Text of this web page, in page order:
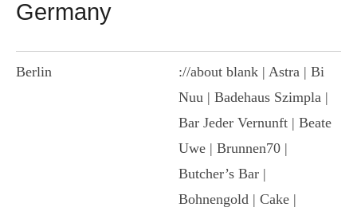
Germany
Berlin
://about blank | Astra | Bi
Nuu | Badehaus Szimpla |
Bar Jeder Vernunft | Beate
Uwe | Brunnen70 |
Butcher’s Bar |
Bohnengold | Cake |